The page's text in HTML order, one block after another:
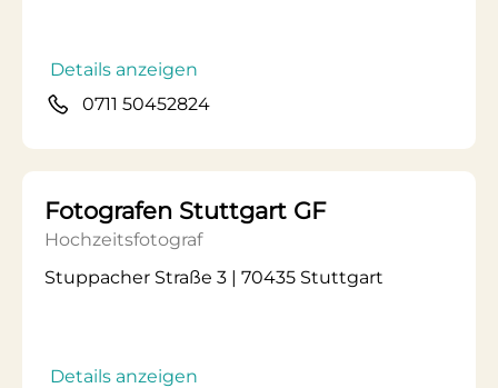
Details anzeigen
0711 50452824
Fotografen Stuttgart GF
Hochzeitsfotograf
Stuppacher Straße 3 | 70435 Stuttgart
Details anzeigen